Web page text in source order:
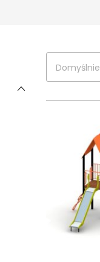
Domyślnie